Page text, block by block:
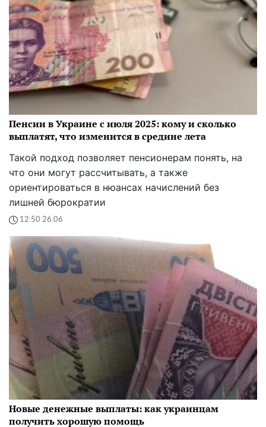
Пенсии в Украине с июля 2025: кому и сколько
выплатят, что изменится в средине лета
Такой подход позволяет пенсионерам понять, на
что они могут рассчитывать, а также
ориентироваться в нюансах начислений без
лишней бюрократии
12:50 26.06
Новые денежные выплаты: как украинцам
получить хорошую помощь